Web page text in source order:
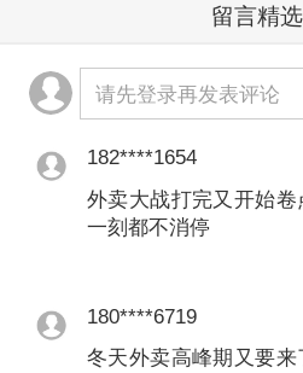
价-再消费”的正向循
性。以点评为例，在
在大众点评发布了近4
从时间节点看，几家
季进行了激烈的补贴
偃旗息鼓。即将进入
多了起来。
留言精选
请先登录再发表评论
182****1654
外卖大战打完又开始
一刻都不消停
180****6719
冬天外卖高峰期又要